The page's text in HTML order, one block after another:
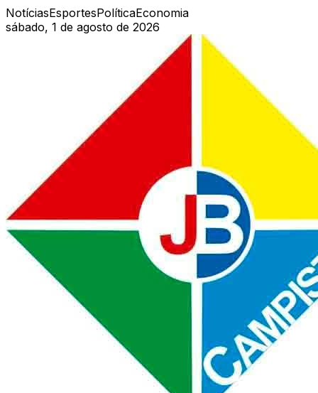
NotíciasEsportesPolíticaEconomia
sábado, 1 de agosto de 2026